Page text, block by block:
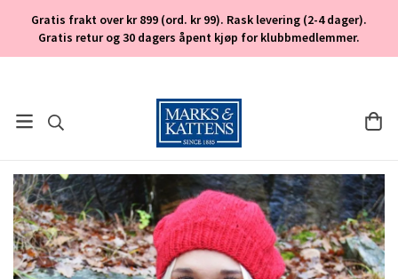
Gratis frakt over kr 899 (ord. kr 99). Rask levering (2-4 dager).
Gratis retur og 30 dagers åpent kjøp for klubbmedlemmer.